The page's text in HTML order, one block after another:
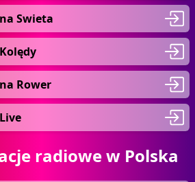
Swieta
Rower
radiowe w Polska